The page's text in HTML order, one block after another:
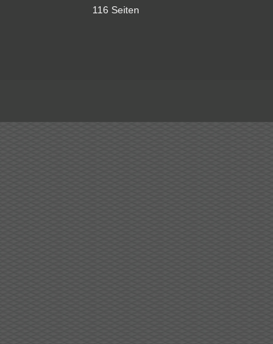
116 Seiten